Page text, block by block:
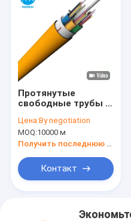
Протянутые
свободные трубы с
дыханием,
микрокабель PE
Jacket G652D
Цена:By negotiation
MOQ:10000 м
Получить последнюю цену
Контакт